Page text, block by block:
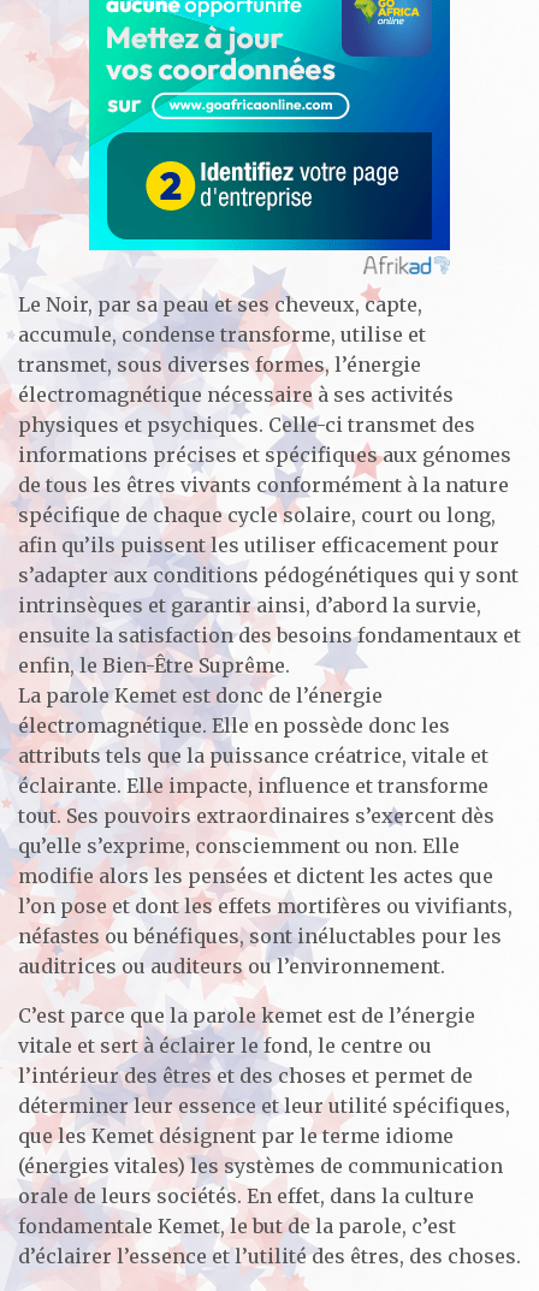
Le Noir, par sa peau et ses cheveux, capte,
accumule, condense transforme, utilise et
transmet, sous diverses formes, l’énergie
électromagnétique nécessaire à ses activités
physiques et psychiques. Celle-ci transmet des
informations précises et spécifiques aux génomes
de tous les êtres vivants conformément à la nature
spécifique de chaque cycle solaire, court ou long,
afin qu’ils puissent les utiliser efficacement pour
s’adapter aux conditions pédogénétiques qui y sont
intrinsèques et garantir ainsi, d’abord la survie,
ensuite la satisfaction des besoins fondamentaux et
enfin, le Bien-Être Suprême.
La parole Kemet est donc de l’énergie
électromagnétique. Elle en possède donc les
attributs tels que la puissance créatrice, vitale et
éclairante. Elle impacte, influence et transforme
tout. Ses pouvoirs extraordinaires s’exercent dès
qu’elle s’exprime, consciemment ou non. Elle
modifie alors les pensées et dictent les actes que
l’on pose et dont les effets mortifères ou vivifiants,
néfastes ou bénéfiques, sont inéluctables pour les
auditrices ou auditeurs ou l’environnement.
C’est parce que la parole kemet est de l’énergie
vitale et sert à éclairer le fond, le centre ou
l’intérieur des êtres et des choses et permet de
déterminer leur essence et leur utilité spécifiques,
que les Kemet désignent par le terme idiome
(énergies vitales) les systèmes de communication
orale de leurs sociétés. En effet, dans la culture
fondamentale Kemet, le but de la parole, c’est
d’éclairer l’essence et l’utilité des êtres, des choses.